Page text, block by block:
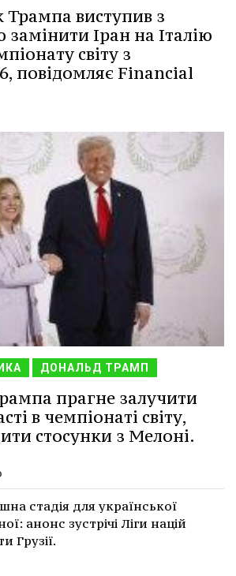
Трампа виступив з
Іран на Італію
світу з
повідомляє Financial
ДОНАЛЬД ТРАМП
прагне залучити
в чемпіонаті світу,
стосунки з Мелоні.
стадія для української
анонс зустрічі Ліги націй
Грузії.